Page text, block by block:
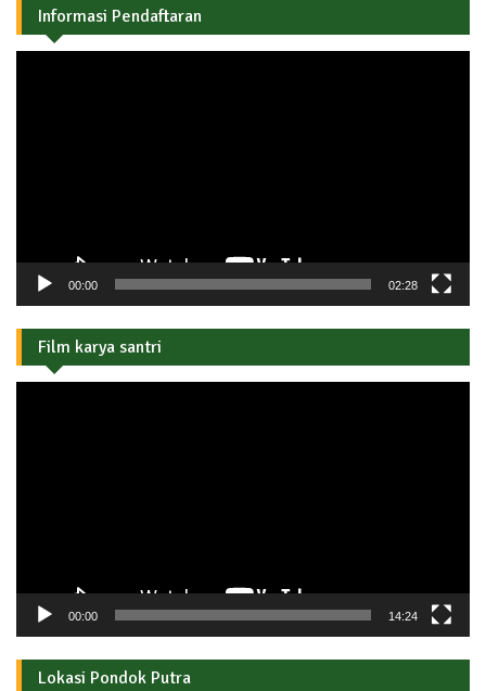
Informasi Pendaftaran
00:00 02:28
Film karya santri
00:00 14:24
Lokasi Pondok Putra